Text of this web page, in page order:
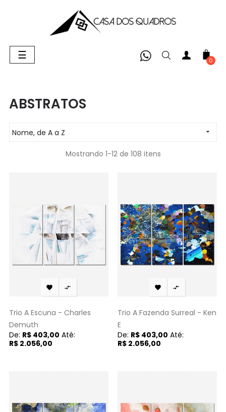
Alternar
navegação
☰ 0
ABSTRATOS
Nome, de A a Z 
Mostrando 1-12 de 108 itens
 
Trio A Escuna - Charles
Demuth
De: R$ 403,00 Até:
R$ 2.056,00
 
Trio A Fazenda Surreal - Ken
E
De: R$ 403,00 Até:
R$ 2.056,00